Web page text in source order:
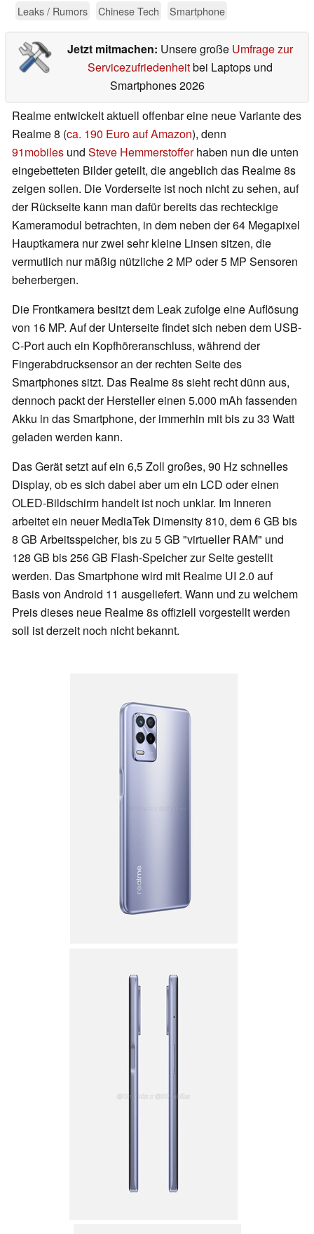
Leaks / Rumors Chinese Tech Smartphone
Jetzt mitmachen: Unsere große Umfrage zur
Servicezufriedenheitbei Laptops und
Smartphones 2026
Realme entwickelt aktuell offenbar eine neue Variante des
Realme 8 (ca. 190 Euro auf Amazon), denn
91mobiles und Steve Hemmerstofferhaben nun die unten
eingebetteten Bilder geteilt, die angeblich das Realme 8s
zeigen sollen. Die Vorderseite ist noch nicht zu sehen, auf
der Rückseite kann man dafür bereits das rechteckige
Kameramodul betrachten, in dem neben der 64 Megapixel
Hauptkamera nur zwei sehr kleine Linsen sitzen, die
vermutlich nur mäßig nützliche 2 MP oder 5 MP Sensoren
beherbergen.
Die Frontkamera besitzt dem Leak zufolge eine Auflösung
von 16 MP. Auf der Unterseite findet sich neben dem USB-
C-Port auch ein Kopfhöreranschluss, während der
Fingerabdrucksensor an der rechten Seite des
Smartphones sitzt. Das Realme 8s sieht recht dünn aus,
dennoch packt der Hersteller einen 5.000 mAh fassenden
Akku in das Smartphone, der immerhin mit bis zu 33 Watt
geladen werden kann.
Das Gerät setzt auf ein 6,5 Zoll großes, 90 Hz schnelles
Display, ob es sich dabei aber um ein LCD oder einen
OLED-Bildschirm handelt ist noch unklar. Im Inneren
arbeitet ein neuer MediaTek Dimensity 810, dem 6 GB bis
8 GB Arbeitsspeicher, bis zu 5 GB "virtueller RAM" und
128 GB bis 256 GB Flash-Speicher zur Seite gestellt
werden. Das Smartphone wird mit Realme UI 2.0 auf
Basis von Android 11 ausgeliefert. Wann und zu welchem
Preis dieses neue Realme 8s offiziell vorgestellt werden
soll ist derzeit noch nicht bekannt.